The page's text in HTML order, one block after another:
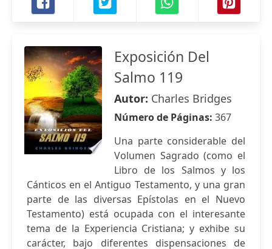
Exposición Del
Salmo 119
Autor: Charles Bridges
Número de Páginas: 367
Una parte considerable del
Volumen Sagrado (como el
Libro de los Salmos y los
Cánticos en el Antiguo Testamento, y una gran
parte de las diversas Epístolas en el Nuevo
Testamento) está ocupada con el interesante
tema de la Experiencia Cristiana; y exhibe su
carácter, bajo diferentes dispensaciones de